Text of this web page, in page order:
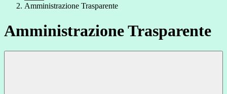
Amministrazione Trasparente
Amministrazione Trasparente